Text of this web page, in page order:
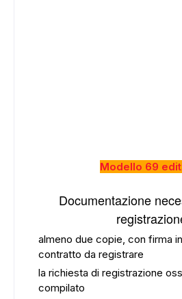
Modello 69
Documentazione
almeno due copie, con firma
contratto da registrare
la richiesta di registrazione
compilato